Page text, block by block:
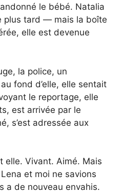
le bébé. Natalia
plus tard — mais la boîte
elle est devenue
la police, un
fond d’elle, elle sentait
le reportage, elle
est arrivée par le
s’est adressée aux
Vivant. Aimé. Mais
et moi ne savions
a de nouveau envahis.